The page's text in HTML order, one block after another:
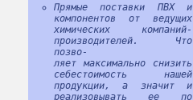
Прямые поставки ПВХ и
компонентов от ведущих
химических компаний-
производителей. Что
позво-
ляет максимально снизить
себестоимость нашей
продукции, а значит и
реализовывать ее по